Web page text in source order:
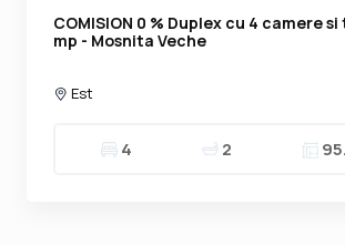
COMISION 0 % Duplex cu 4 camere
mp - Mosnita Veche
Est
4 2